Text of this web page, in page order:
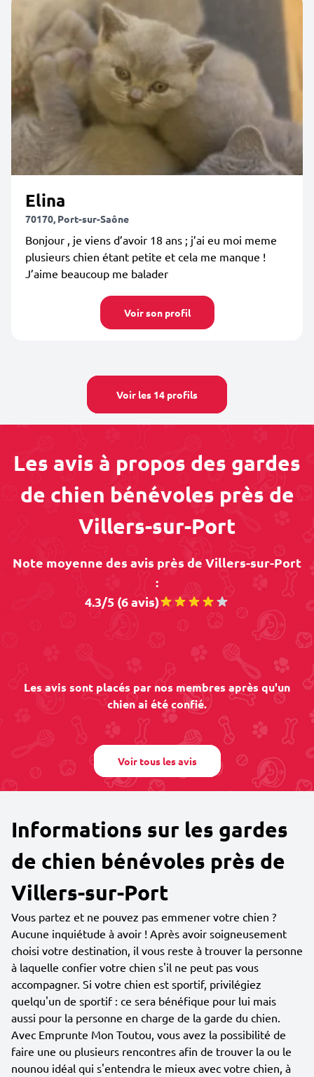
Elina
70170, Port-sur-Saône
Bonjour , je viens d’avoir 18 ans ; j’ai eu moi meme
plusieurs chien étant petite et cela me manque !
J’aime beaucoup me balader
Voir son profil
Voir les 14 profils
Les avis à propos des gardes
de chien bénévoles près de
Villers-sur-Port
Note moyenne des avis près de Villers-sur-Port
:
4.3/5 (6 avis)
Les avis sont placés par nos membres après qu'un
chien ai été confié.
Voir tous les avis
Informations sur les gardes
de chien bénévoles près de
Villers-sur-Port
Vous partez et ne pouvez pas emmener votre chien ?
Aucune inquiétude à avoir ! Après avoir soigneusement
choisi votre destination, il vous reste à trouver la personne
à laquelle confier votre chien s'il ne peut pas vous
accompagner. Si votre chien est sportif, privilégiez
quelqu'un de sportif : ce sera bénéfique pour lui mais
aussi pour la personne en charge de la garde du chien.
Avec Emprunte Mon Toutou, vous avez la possibilité de
faire une ou plusieurs rencontres afin de trouver la ou le
nounou idéal qui s'entendra le mieux avec votre chien, à